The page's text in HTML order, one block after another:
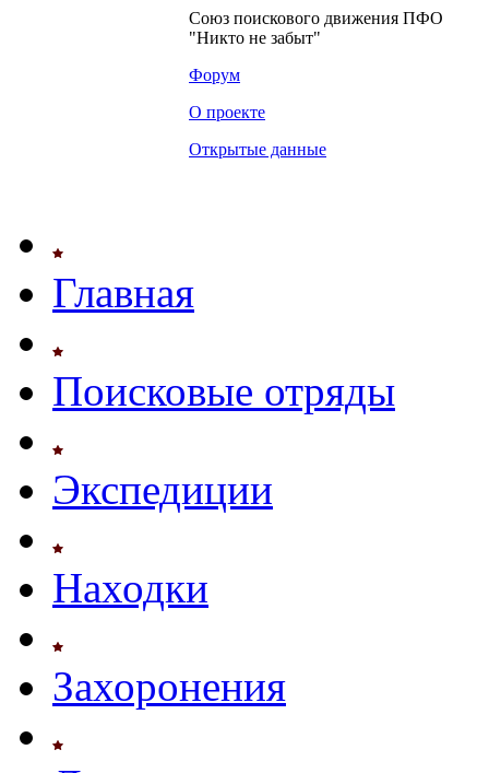
Союз поискового движения ПФО
"Никто не забыт"
Форум
О проекте
Открытые данные
Главная
Поисковые отряды
Экспедиции
Находки
Захоронения